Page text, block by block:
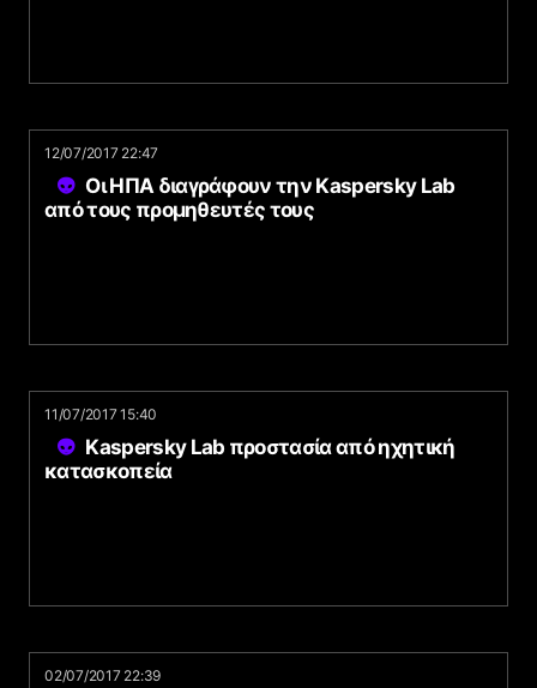
12/07/2017 22:47
Οι ΗΠΑ διαγράφουν την Kaspersky Lab
από τους προμηθευτές τους
11/07/2017 15:40
Kaspersky Lab προστασία από ηχητική
κατασκοπεία
02/07/2017 22:39